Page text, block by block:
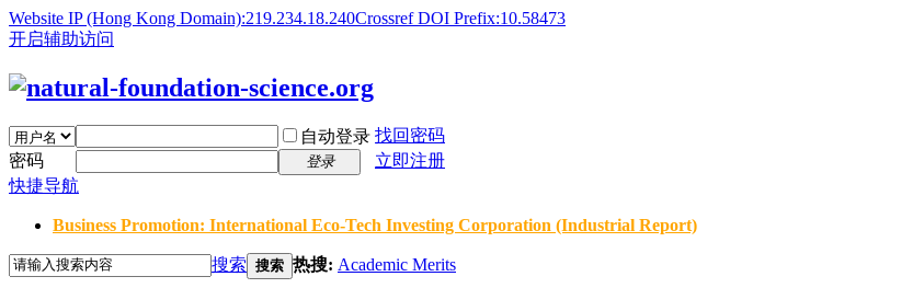
Website IP (Hong Kong Domain):219.234.18.240Crossref DOI Prefix:10.58473
开启辅助访问
自动登录 找回密码
密码
登录
立即注册
快捷导航
Business Promotion: International Eco-Tech Investing Corporation (Industrial Report)
搜索 搜索 热搜: Academic Merits